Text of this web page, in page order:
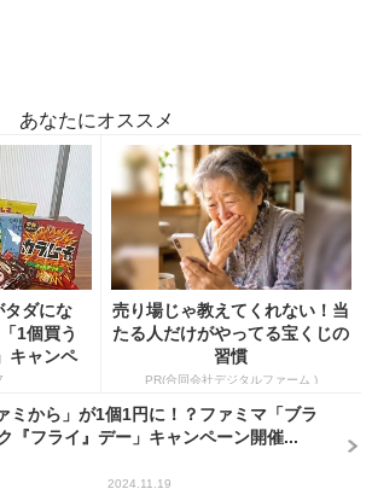
あなたにオススメ
タダにな
1個買う
キャンペ
売り場じゃ教えてくれない！当
たる人だけがやってる宝くじの
習慣
PR(合同会社デジタルファーム )
ミから」が1個1円に！？ファミマ「ブラ
『フライ』デー」キャンペーン開催...
2024.11.19